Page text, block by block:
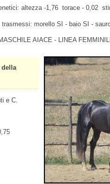
altezza -1,76 torace - 0,02
trasmessi: morello SI - baio SI -
AIACE - LINEA
della
e C.